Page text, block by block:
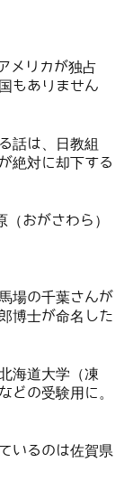
メリカが独占
もありません
話は、日教組
絶対に却下する
おがさわら）
場の千葉さんが
博士が命名した
海道大学（凍
どの受験用に。
いるのは佐賀県